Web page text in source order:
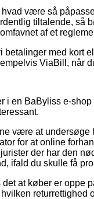
være så
tiltalende, så
af et
betalinger med kort
ViaBill, når
i en BaByliss e-
være at undersøge
for at online
der har den
ifald du skulle få
det at køber er oppe
returrettighed